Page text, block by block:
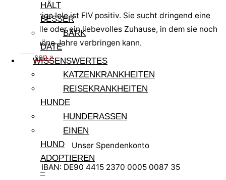
HÄLT
BESSER
BARK
DATE
WISSENSWERTES
KATZENKRANKHEITEN
REISEKRANKHEITEN
HUNDE
HUNDERASSEN
EINEN
HUND
ADOPTIEREN
–
Die elfjährige Iole ist FIV positiv. Sie sucht dringend eine
Pflegestelle oder ein liebevolles Zuhause, in dem sie noch
einige schöne Jahre verbringen kann.
weiterlesen »
Unser Spendenkonto
IBAN: DE90 4415 2370 0005 0087 35